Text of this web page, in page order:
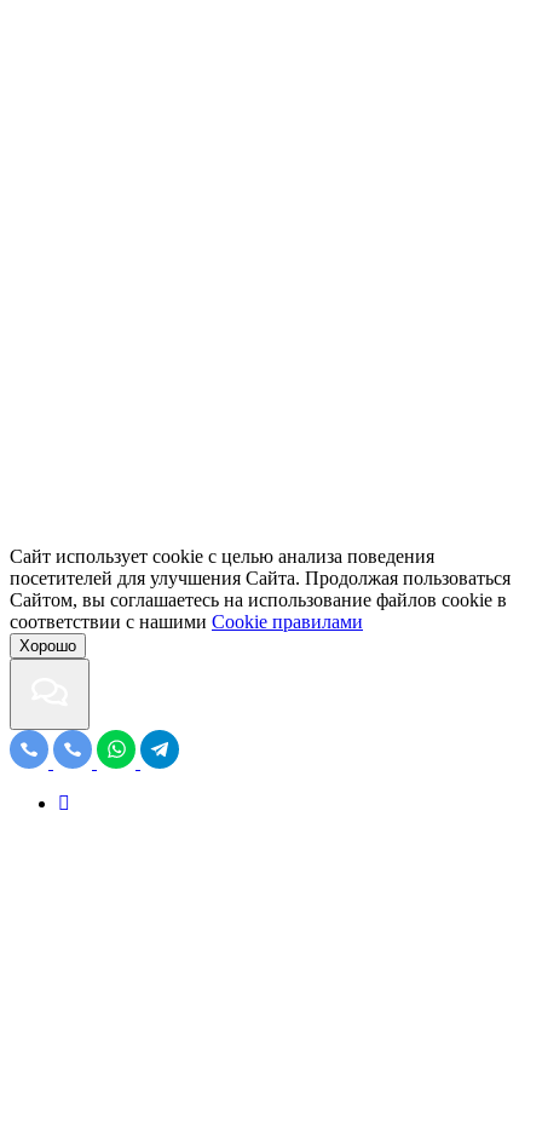
Сайт использует cookie с целью анализа поведения
посетителей для улучшения Сайта. Продолжая пользоваться
Сайтом, вы соглашаетесь на использование файлов cookie в
соответствии с нашими Cookiе правилами
Хорошо